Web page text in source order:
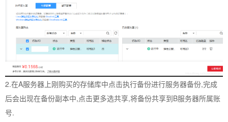
2.在A服务器上刚购买的存储库中点击执行备份进行服务器备份,完成
后会出现在备份副本中,点击更多选共享,将备份共享到B服务器所属账
号.